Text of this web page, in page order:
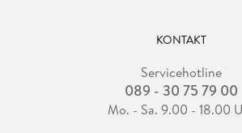
KONTAKT
Servicehotline
089 - 30 75 79 00
Mo. - Sa. 9.00 - 18.00